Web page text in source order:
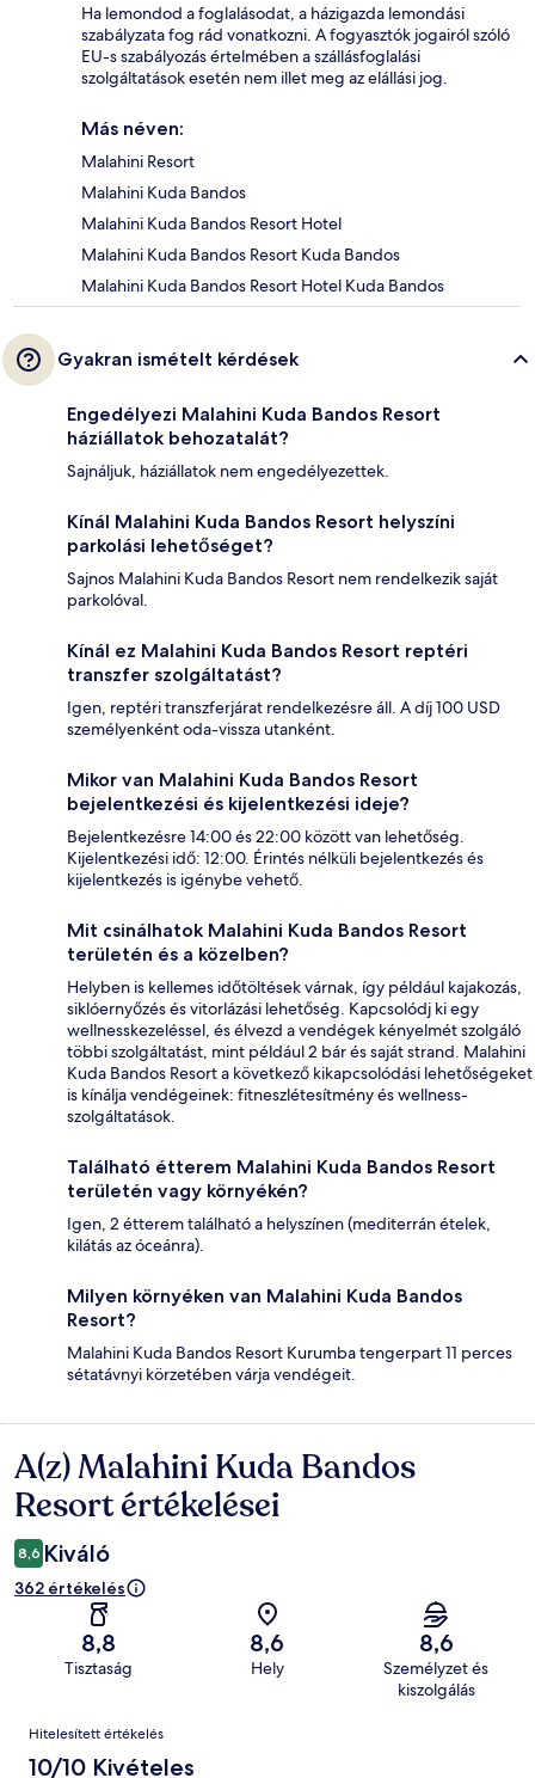
Ha lemondod a foglalásodat, a házigazda lemondási
szabályzata fog rád vonatkozni. A fogyasztók jogairól szóló
EU-s szabályozás értelmében a szállásfoglalási
szolgáltatások esetén nem illet meg az elállási jog.
Más néven:
Malahini Resort
Malahini Kuda Bandos
Malahini Kuda Bandos Resort Hotel
Malahini Kuda Bandos Resort Kuda Bandos
Malahini Kuda Bandos Resort Hotel Kuda Bandos
Gyakran ismételt kérdések
Engedélyezi Malahini Kuda Bandos Resort
háziállatok behozatalát?
Sajnáljuk, háziállatok nem engedélyezettek.
Kínál Malahini Kuda Bandos Resort helyszíni
parkolási lehetőséget?
Sajnos Malahini Kuda Bandos Resort nem rendelkezik saját
parkolóval.
Kínál ez Malahini Kuda Bandos Resort reptéri
transzfer szolgáltatást?
Igen, reptéri transzferjárat rendelkezésre áll. A díj 100 USD
személyenként oda-vissza utanként.
Mikor van Malahini Kuda Bandos Resort
bejelentkezési és kijelentkezési ideje?
Bejelentkezésre 14:00 és 22:00 között van lehetőség.
Kijelentkezési idő: 12:00. Érintés nélküli bejelentkezés és
kijelentkezés is igénybe vehető.
Mit csinálhatok Malahini Kuda Bandos Resort
területén és a közelben?
Helyben is kellemes időtöltések várnak, így például kajakozás,
siklóernyőzés és vitorlázási lehetőség. Kapcsolódj ki egy
wellnesskezeléssel, és élvezd a vendégek kényelmét szolgáló
többi szolgáltatást, mint például 2 bár és saját strand. Malahini
Kuda Bandos Resort a következő kikapcsolódási lehetőségeket
is kínálja vendégeinek: fitneszlétesítmény és wellness-
szolgáltatások.
Található étterem Malahini Kuda Bandos Resort
területén vagy környékén?
Igen, 2 étterem található a helyszínen (mediterrán ételek,
kilátás az óceánra).
Milyen környéken van Malahini Kuda Bandos
Resort?
Malahini Kuda Bandos Resort Kurumba tengerpart 11 perces
sétatávnyi körzetében várja vendégeit.
Értékelések
A(z) Malahini Kuda Bandos
Resort értékelései
8,6 Kiváló
362 értékelés
8,8
Tisztaság
8,6
Hely
8,6
Személyzet és
kiszolgálás
Értékelések
Hitelesített értékelés
10/10 Kivételes